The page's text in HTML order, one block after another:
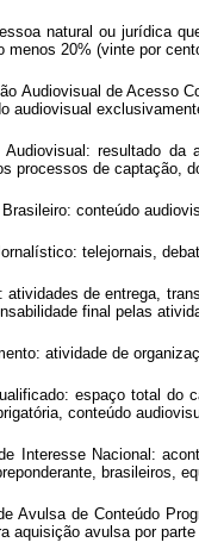
natural ou jurídica
menos 20% (vinte por
Audiovisual de Acesso
audiovisual
resultado da
processos de captação,
conteúdo
telejornais,
atividades de entrega,
final pelas
atividade de
espaço total do
conteúdo
Interesse Nacional:
brasileiros,
Avulsa de Conteúdo
aquisição avulsa por